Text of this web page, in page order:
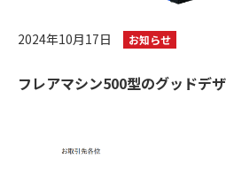
2024年10月17日 お知らせ
フレアマシン500型のグッドデ